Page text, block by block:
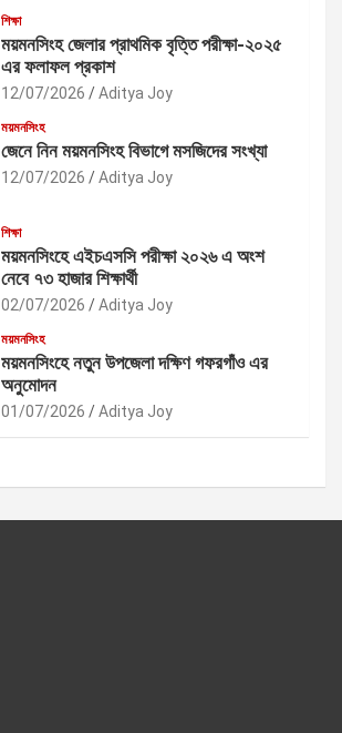
শিক্ষা
ময়মনসিংহ জেলার প্রাথমিক বৃত্তি পরীক্ষা-২০২৫
এর ফলাফল প্রকাশ
12/07/2026 Aditya Joy
ময়মনসিংহ
জেনে নিন ময়মনসিংহ বিভাগে মসজিদের সংখ্যা
12/07/2026 Aditya Joy
শিক্ষা
ময়মনসিংহে এইচএসসি পরীক্ষা ২০২৬ এ অংশ
নেবে ৭৩ হাজার শিক্ষার্থী
02/07/2026 Aditya Joy
ময়মনসিংহ
ময়মনসিংহে নতুন উপজেলা দক্ষিণ গফরগাঁও এর
অনুমোদন
01/07/2026 Aditya Joy